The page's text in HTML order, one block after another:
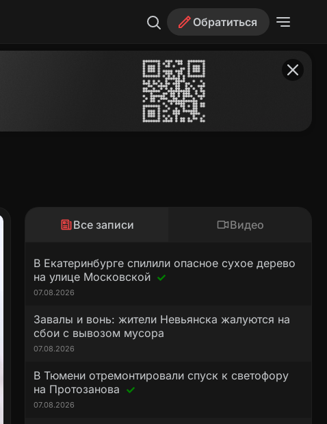
Обратиться
Все записи Видео
В Екатеринбурге спилили опасное сухое дерево
на улице Московской
07.08.2026
Завалы и вонь: жители Невьянска жалуются на
сбои с вывозом мусора
07.08.2026
В Тюмени отремонтировали спуск к светофору
на Протозанова
07.08.2026